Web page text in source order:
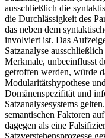
ausschließlich die
die Durchlässigkeit des
das neben dem
involviert ist. Das
Satzanalyse
Merkmale, unbeeinflusst
getroffen werden, würde
Modularitätshypothese
Domänenspezifität und
Satzanalysesystems
semantischen Faktoren
dagegen als eine